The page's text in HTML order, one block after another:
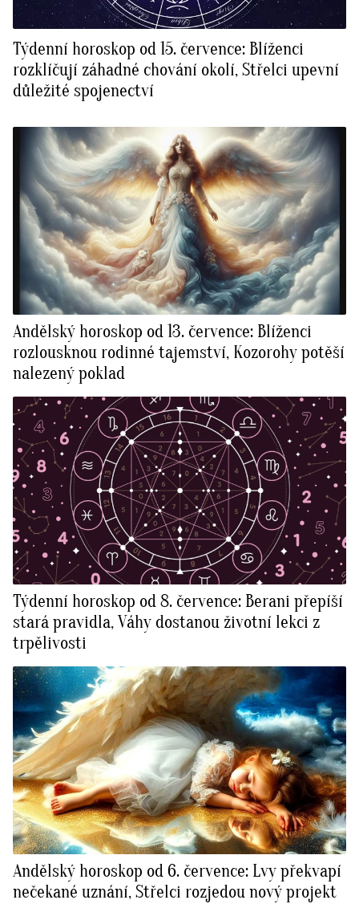
Týdenní horoskop od 15. července: Blíženci
rozklíčují záhadné chování okolí, Střelci upevní
důležité spojenectví
Andělský horoskop od 13. července: Blíženci
rozlousknou rodinné tajemství, Kozorohy potěší
nalezený poklad
Týdenní horoskop od 8. července: Berani přepíší
stará pravidla, Váhy dostanou životní lekci z
trpělivosti
Andělský horoskop od 6. července: Lvy překvapí
nečekané uznání, Střelci rozjedou nový projekt